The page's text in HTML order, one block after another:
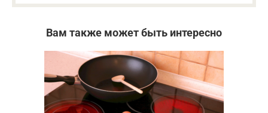
Вам также может быть интересно